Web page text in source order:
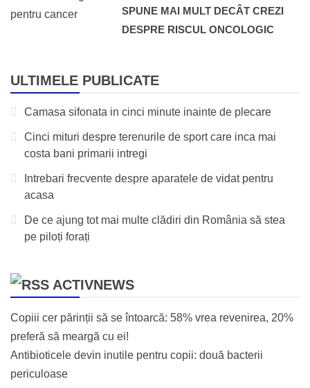
SPUNE MAI MULT DECÂT CREZI
DESPRE RISCUL ONCOLOGIC
ULTIMELE PUBLICATE
Camasa sifonata in cinci minute inainte de plecare
Cinci mituri despre terenurile de sport care inca mai
costa bani primarii intregi
Intrebari frecvente despre aparatele de vidat pentru
acasa
De ce ajung tot mai multe clădiri din România să stea
pe piloți forați
ACTIVNEWS
Copiii cer părinții să se întoarcă: 58% vrea revenirea, 20%
preferă să meargă cu ei!
Antibioticele devin inutile pentru copii: două bacterii
periculoase